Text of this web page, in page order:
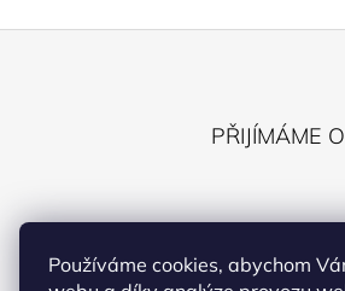
Používáme cookies, abychom
PŘIJÍMÁME